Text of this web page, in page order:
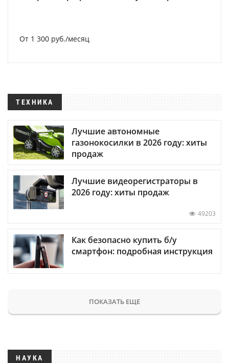
От 1 300 руб./месяц
ТЕХНИКА
Лучшие автономные
газонокосилки в 2026 году: хиты
продаж
Лучшие видеорегистраторы в
2026 году: хиты продаж
49203
Как безопасно купить б/у
смартфон: подробная инструкция
ПОКАЗАТЬ ЕЩЕ
НАУКА